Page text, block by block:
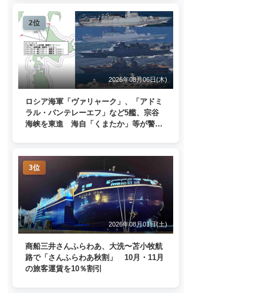
2位
2026年08月06日(木)
ロシア海軍「ヴァリャーク」、「アドミ
ラル・パンテレーエフ」など5艦、宗谷
海峡を東進 海自「くまたか」等が警戒
3位
2026年08月01日(土)
商船三井さんふらわあ、大洗〜苫小牧航
路で「さんふらわあ秋割」 10月・11月
の旅客運賃を10％割引